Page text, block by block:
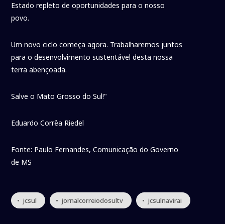
Estado repleto de oportunidades para o nosso
povo.
Um novo ciclo começa agora. Trabalharemos juntos
para o desenvolvimento sustentável desta nossa
terra abençoada.
Salve o Mato Grosso do Sul!"
Eduardo Corrêa Riedel
Fonte: Paulo Fernandes, Comunicação do Governo
de MS
• jcsul • jornalcorreiodosultv • jcsulnavirai